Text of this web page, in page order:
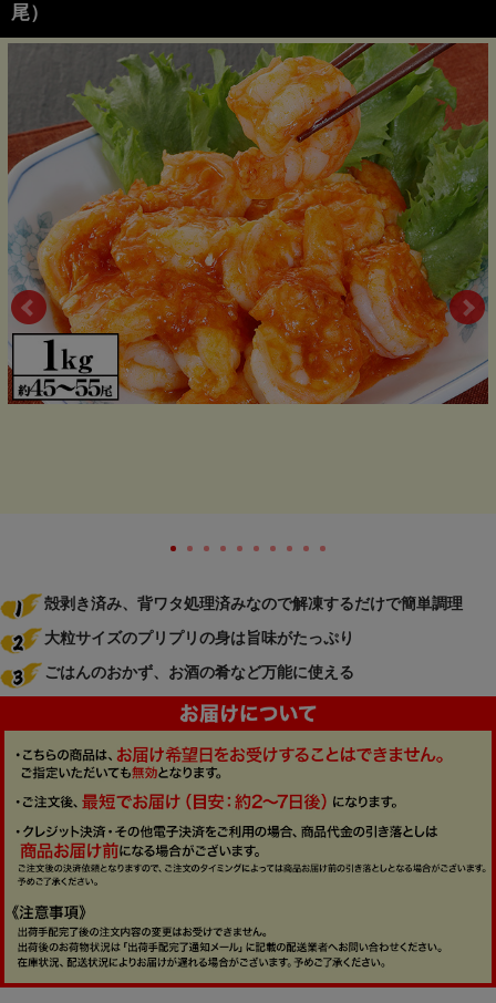
尾）
殻剥き済み、背ワタ処理済みなので解凍するだけで簡単調理
大粒サイズのプリプリの身は旨味がたっぷり
ごはんのおかず、お酒の肴など万能に使える